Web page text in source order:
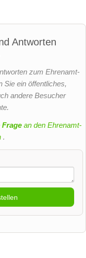
Antworten
zum Ehrenamt-
Sie ein öffentliches,
andere Besucher
an den Ehrenamt-
.